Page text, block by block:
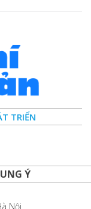
TRIỂN
Ý
Nội